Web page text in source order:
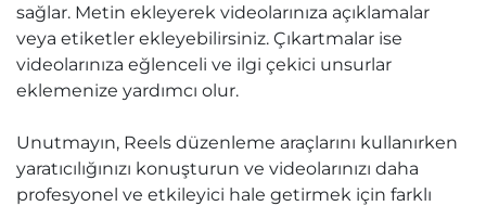
sağlar. Metin ekleyerek videolarınıza açıklamalar
veya etiketler ekleyebilirsiniz. Çıkartmalar ise
videolarınıza eğlenceli ve ilgi çekici unsurlar
eklemenize yardımcı olur.
Unutmayın, Reels düzenleme araçlarını kullanırken
yaratıcılığınızı konuşturun ve videolarınızı daha
profesyonel ve etkileyici hale getirmek için farklı